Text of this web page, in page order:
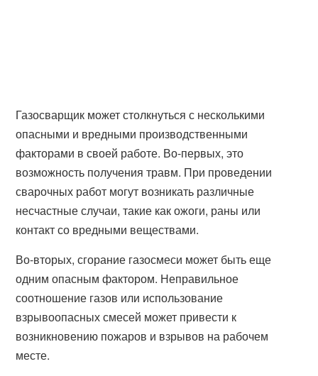
Газосварщик может столкнуться с несколькими
опасными и вредными производственными
факторами в своей работе. Во-первых, это
возможность получения травм. При проведении
сварочных работ могут возникать различные
несчастные случаи, такие как ожоги, раны или
контакт со вредными веществами.
Во-вторых, сгорание газосмеси может быть еще
одним опасным фактором. Неправильное
соотношение газов или использование
взрывоопасных смесей может привести к
возникновению пожаров и взрывов на рабочем
месте.